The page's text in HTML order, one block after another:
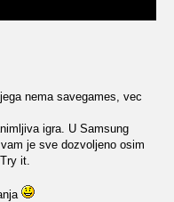
nema savegames, vec
igra. U Samsung
je sve dozvoljeno osim
it.